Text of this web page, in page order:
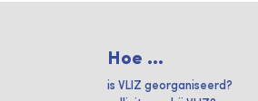
Hoe ...
is VLIZ georganiseerd?